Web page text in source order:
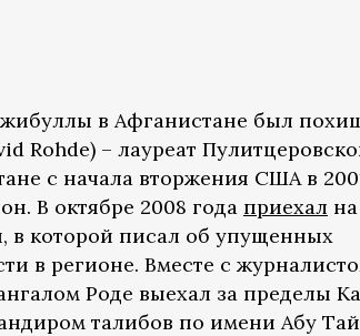
в Афганистане был
Rohde) – лауреат
с начала вторжения США в
В октябре 2008 года приехал
в которой писал об упущенных
в регионе. Вместе с
Роде выехал за пределы
талибов по имени Абу